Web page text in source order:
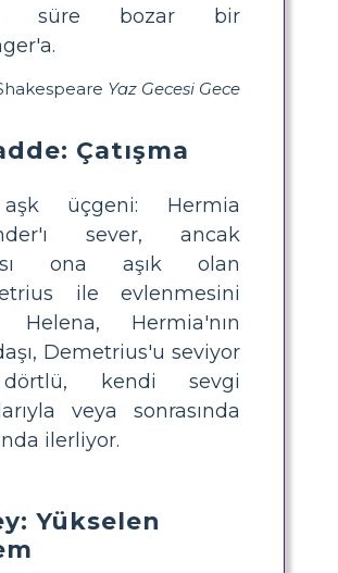
süre bozar bir
Yaz Gecesi Gece
Çatışma
üçgeni: Hermia
sever, ancak
ona aşık olan
ile evlenmesini
Helena, Hermia'nın
Demetrius'u seviyor
kendi sevgi
veya sonrasında
ilerliyor.
Yükselen